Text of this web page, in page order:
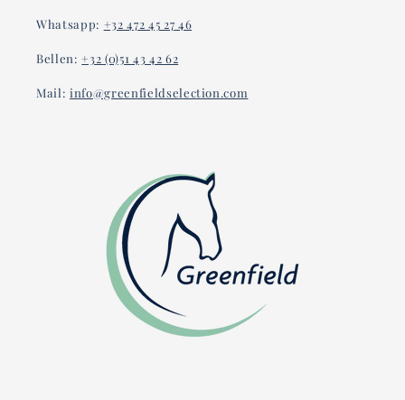
Whatsapp: +32 472 45 27 46
Bellen:+32 (0)51 43 42 62
Mail: info@greenfieldselection.com